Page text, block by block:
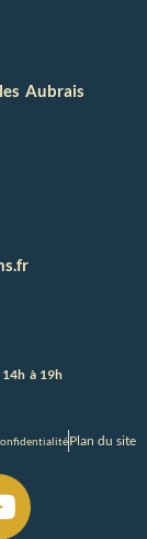
Aubrais
à 19h
Plan du site